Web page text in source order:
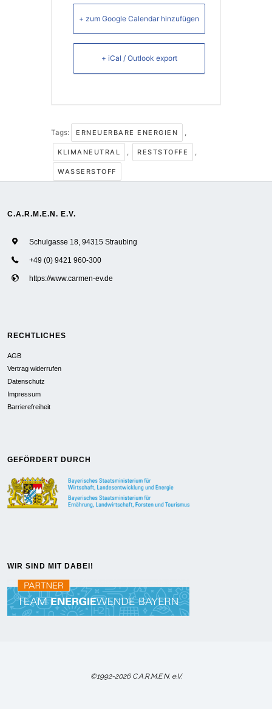
+ zum Google Calendar hinzufügen
+ iCal / Outlook export
Tags: ERNEUERBARE ENERGIEN
KLIMANEUTRAL RESTSTOFFE
WASSERSTOFF
C.A.R.M.E.N. E.V.
Schulgasse 18, 94315 Straubing
+49 (0) 9421 960-300
https://www.carmen-ev.de
RECHTLICHES
AGB
Vertrag widerrufen
Datenschutz
Impressum
Barrierefreiheit
GEFÖRDERT DURCH
WIR SIND MIT DABEI!
©1992-2026 C.A.R.M.E.N. e.V.